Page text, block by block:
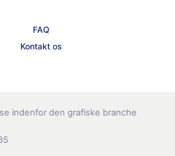
FAQ
Kontakt os
indenfor den grafiske branche